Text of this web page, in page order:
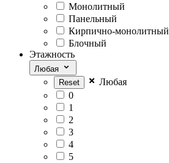
Монолитный
Панельный
Кирпично-монолитный
Блочный
Этажность
Любая
Любая
0
1
2
3
4
5